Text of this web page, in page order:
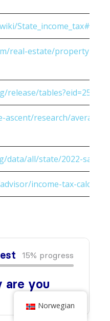
real-estate/property-
ascent/research/average-
data/all/state/2022-sales-
income-tax-
Norwegian